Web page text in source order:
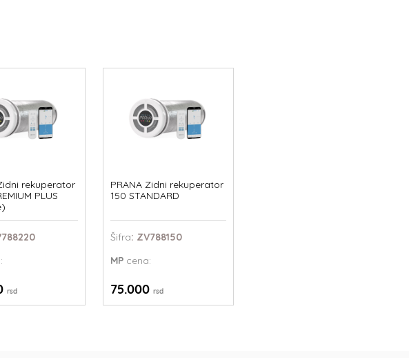
rekuperator
PLUS
rsd
PRANA Zidni rekuperator
150 STANDARD
Šifra: ZV788150
MPcena:
75.000 rsd